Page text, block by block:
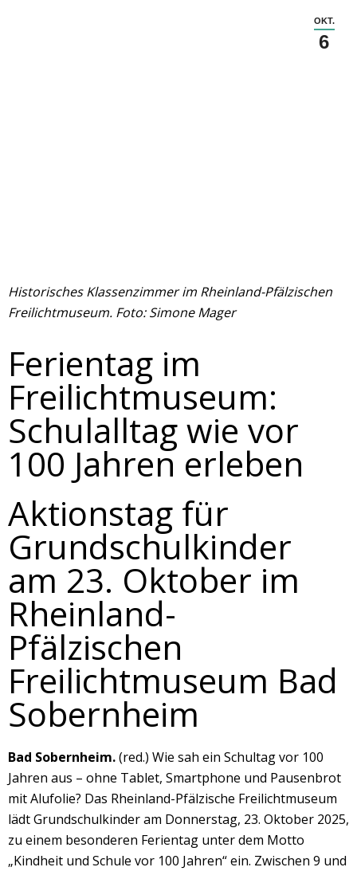
OKT.
6
Historisches Klassenzimmer im Rheinland-Pfälzischen
Freilichtmuseum. Foto: Simone Mager
Ferientag im
Freilichtmuseum:
Schulalltag wie vor
100 Jahren erleben
Aktionstag für
Grundschulkinder
am 23. Oktober im
Rheinland-
Pfälzischen
Freilichtmuseum Bad
Sobernheim
Bad Sobernheim.(red.) Wie sah ein Schultag vor 100
Jahren aus – ohne Tablet, Smartphone und Pausenbrot
mit Alufolie? Das Rheinland-Pfälzische Freilichtmuseum
lädt Grundschulkinder am Donnerstag, 23. Oktober 2025,
zu einem besonderen Ferientag unter dem Motto
„Kindheit und Schule vor 100 Jahren“ ein. Zwischen 9 und